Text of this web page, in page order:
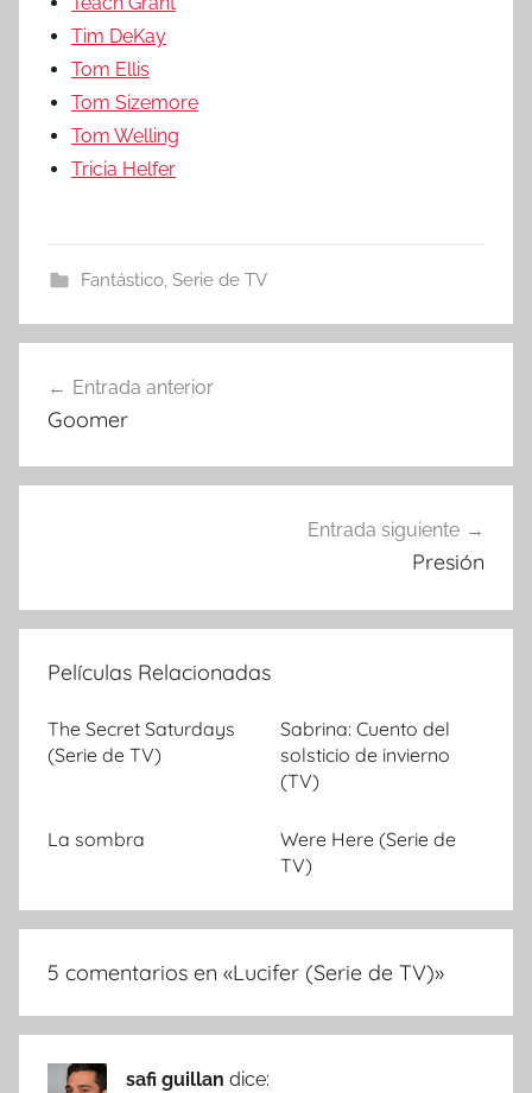
Tim DeKay
Tom Ellis
Tom Sizemore
Tom Welling
Tricia Helfer
Fantástico, Serie de TV
Navegación
de
entradas
Entrada anterior
Goomer
Entrada siguiente
Presión
Películas Relacionadas
The Secret Saturdays
(Serie de TV)
Sabrina: Cuento del
solsticio de invierno
(TV)
La sombra
Were Here (Serie de
TV)
5 comentarios en «Lucifer (Serie de TV)»
safi guillan dice: